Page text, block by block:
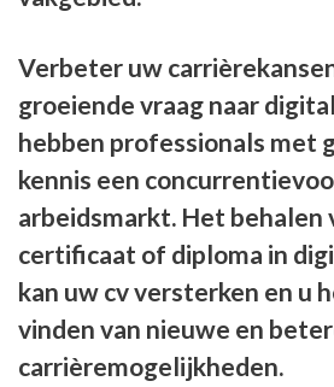
Verbeter uw
groeiende vraag naar
hebben professionals met
kennis een
arbeidsmarkt. Het behalen
certificaat of diploma in
kan uw cv versterken en u
vinden van nieuwe en
carrièremogelijkheden.